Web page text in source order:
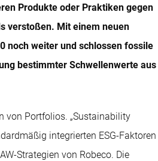
Produkte oder Praktiken gegen
verstoßen. Mit einem neuen
noch weiter und schlossen fossile
bestimmter Schwellenwerte aus
von Portfolios. „Sustainability
integrierten ESG-Faktoren
Strategien von Robeco. Die